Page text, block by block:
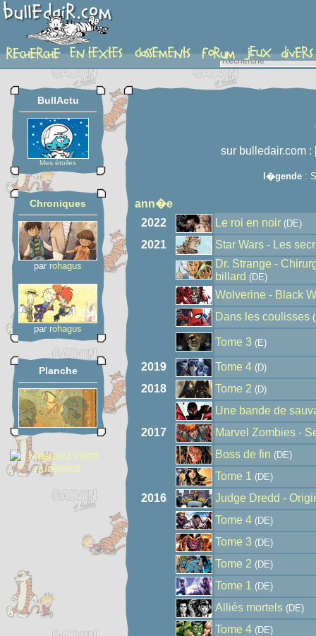
auteur
BullActu
Mes étoiles
Chroniques
par rohagus
par rohagus
Planche
sur bulledair.com :
l�gende:
ann�e
2022
Le roi en noir (DE)
2021
Star Wars - Les
Dr. Strange -
billard (DE)
Wolverine - Black
Dans les coulisses
Tome 3 (E)
2019 Tome 4 (D)
2018 Tome 2 (D)
Une bande de
2017
Marvel Zombies -
Boss de fin (DE)
Tome 1 (DE)
2016
Judge Dredd -
Tome 4 (DE)
Tome 3 (DE)
Tome 2 (DE)
Tome 1 (DE)
Alliés mortels (DE)
Tome 4 (DE)